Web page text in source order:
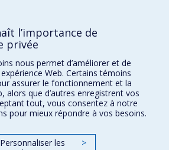
l'ESPUM
l’importance de
privée
nous permet d’améliorer et de
Web. Certains témoins
assurer le fonctionnement et la
alors que d’autres enregistrent vos
tout, vous consentez à notre
pour mieux répondre à vos besoins.
Personnaliser les
>